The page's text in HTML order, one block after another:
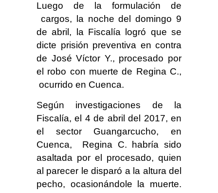
Luego de la formulación de
cargos, la noche del domingo 9
de abril, la Fiscalía logró que se
dicte prisión preventiva en contra
de José Víctor Y., procesado por
el robo con muerte de Regina C.,
ocurrido en Cuenca.
Según investigaciones de la
Fiscalía, el 4 de abril del 2017, en
el sector Guangarcucho, en
Cuenca, Regina C. habría sido
asaltada por el procesado, quien
al parecer le disparó a la altura del
pecho, ocasionándole la muerte.